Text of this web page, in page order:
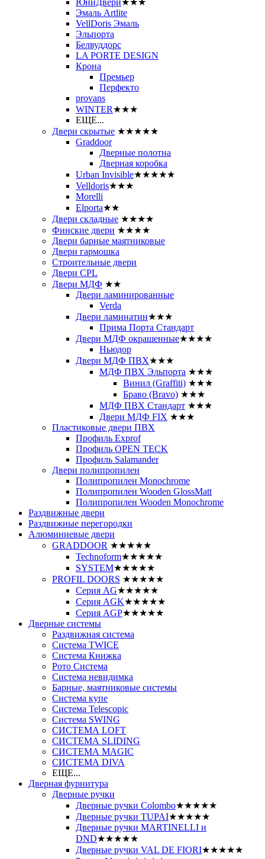
Эмаль Artlite
VellDoris Эмаль
Эльпорта
Белвуддорс
LA PORTE DESIGN
Крона
Премьер
Перфекто
provans
WINTER★★★
ЕЩЕ...
Двери скрытые ★★★★★
Graddoor
Дверные полотна
Дверная коробка
Urban Invisible★★★★★
Velldoris★★★
Morelli
Elporta★★
Двери складные ★★★★
Финские двери ★★★★
Двери барные маятниковые
Двери гармошка
Строительные двери
Двери CРL
Двери МДФ ★★
Двери ламинированные
Verda
Двери ламинатин★★★
Прима Порта Стандарт
Двери МДФ окрашенные★★★★
Ньюдор
Двери МДФ ПВХ★★★
МДФ ПВХ Эльпорта ★★★
Винил (Graffiti) ★★★
Браво (Bravo) ★★★
МДФ ПВХ Стандарт ★★★
Двери МДФ FIX ★★★
Пластиковые двери ПВХ
Профиль Exprof
Профиль OPEN TECK
Профиль Salamander
Двери полипропилен
Полипропилен Monochrome
Полипропилен Wooden GlossMatt
Полипропилен Wooden Monochrome
Раздвижные двери
Раздвижные перегородки
Алюминиевые двери
GRADDOOR ★★★★★
Technoform★★★★★
SYSTEM★★★★★
PROFIL DOORS ★★★★★
Серия AG★★★★★
Серия AGK★★★★★
Серия AGP★★★★★
Дверные системы
Раздвижная система
Система TWICE
Система Книжка
Рото Система
Система невидимка
Барные, маятниковые системы
Система купе
Система Telescopic
Система SWING
СИСТЕМА LOFT
СИСТЕМА SLIDING
СИСТЕМА MAGIC
СИСТЕМА DIVA
ЕЩЕ...
Дверная фурнитура
Дверные ручки
Дверные ручки Colombo★★★★★
Дверные ручки TUPAI★★★★★
Дверные ручки MARTINELLI и
DND★★★★★
Дверные ручки VAL DE FIORI★★★★★